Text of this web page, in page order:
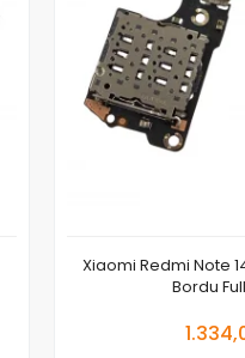
Xiaomi Redmi Note
Bordu